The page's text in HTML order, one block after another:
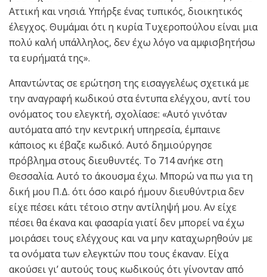
Αττική και νησιά. Υπήρξε ένας τυπικός, διοικητικός
έλεγχος. Θυμάμαι ότι η κυρία Τυχεροπούλου είναι μια
πολύ καλή υπάλληλος, δεν έχω λόγο να αμφισβητήσω
τα ευρήματά της».
Απαντώντας σε ερώτηση της εισαγγελέως σχετικά με
την αναγραφή κωδικού στα έντυπα ελέγχου, αντί του
ονόματος του ελεγκτή, σχολίασε: «Αυτό γινόταν
αυτόματα από την κεντρική υπηρεσία, έμπαινε
κάποιος κι έβαζε κωδικό. Αυτό δημιούργησε
πρόβλημα στους διευθυντές. Το 714 ανήκε στη
Θεσσαλία. Αυτό το άκουσμα έχω. Μπορώ να πω για τη
δική μου Π.Δ. ότι όσο καιρό ήμουν διευθύντρια δεν
είχε πέσει κάτι τέτοιο στην αντίληψή μου. Αν είχε
πέσει θα έκανα και φασαρία γιατί δεν μπορεί να έχω
μοιράσει τους ελέγχους και να μην καταχωρηθούν με
τα ονόματα των ελεγκτών που τους έκαναν. Είχα
ακούσει γι’ αυτούς τους κωδικούς ότι γίνονταν από